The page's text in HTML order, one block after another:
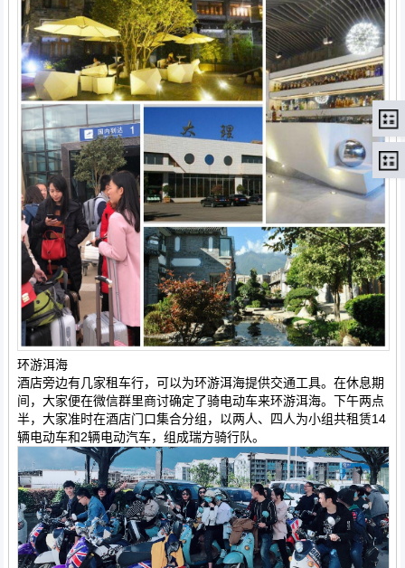
环游洱海
酒店旁边有几家租车行，可以为环游洱海提供交通工具。在休息期
间，大家便在微信群里商讨确定了骑电动车来环游洱海。下午两点
半，大家准时在酒店门口集合分组，以两人、四人为小组共租赁14
辆电动车和2辆电动汽车，组成瑞方骑行队。